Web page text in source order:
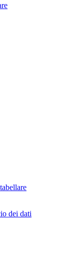
dei dati